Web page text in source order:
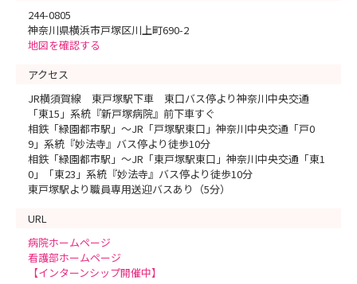
244-0805
神奈川県横浜市戸塚区川上町690-2
地図を確認する
アクセス
JR横須賀線 東戸塚駅下車 東口バス停より神奈川中央交通
「東15」系統『新戸塚病院』前下車すぐ
相鉄「緑園都市駅」～JR「戸塚駅東口」神奈川中央交通「戸0
9」系統『妙法寺』バス停より徒歩10分
相鉄「緑園都市駅」～JR「東戸塚駅東口」神奈川中央交通「東1
0」「東23」系統『妙法寺』バス停より徒歩10分
東戸塚駅より職員専用送迎バスあり（5分）
URL
病院ホームページ
看護部ホームページ
【インターンシップ開催中】